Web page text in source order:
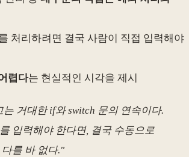
처리하려면 결국 사람이 직접 입력해야
렵다는 현실적인 시각을 제시
는 거대한 if와 switch 문의 연속이다.
입력해야 한다면, 결국 수동으로
를 바 없다."